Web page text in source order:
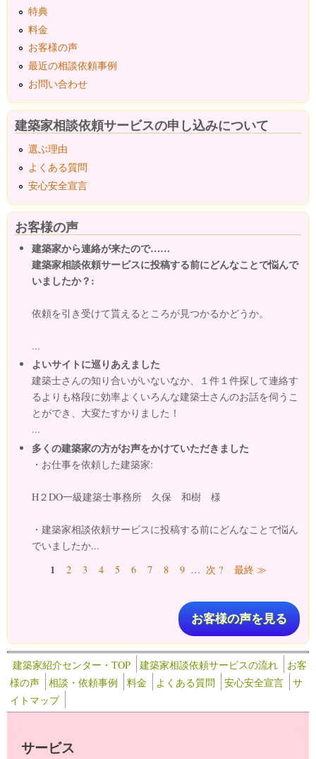
特典
料金
お客様の声
最近の相談依頼事例
お問い合わせ
建築家相談依頼サービスの申し込みについて
選ぶ理由
よくある質問
安心安全宣言
お客様の声
建築家から連絡が来たので……
建築家相談依頼サービスに投稿する前にどんなことで悩んで
いましたか？:
依頼を引き受けて貰えるところが見つかるかどうか。
...
よいサイトに巡りあえました
建築士さんの知り合いがいないなか、１件１件探して連絡す
るよりも格段に効率よくいろんな建築士さんのお話を伺うこ
とができ、大変たすかりました！
...
多くの建築家の方がお声をかけていただきました
・お仕事を依頼した建築家:
H２DO一級建築士事務所 久保 和樹 様
・建築家相談依頼サービスに投稿する前にどんなことで悩ん
でいましたか...
ページ1 2 3 4 5 6 7 8 9 … 次 ? 最終 ≫
お客様の声を見る
建築家紹介センター・TOP 建築家相談依頼サービスの流れ
お客
様の声
相談・依頼事例 料金 よくある質問 安心安全宣言
サ
イトマップ
サービス